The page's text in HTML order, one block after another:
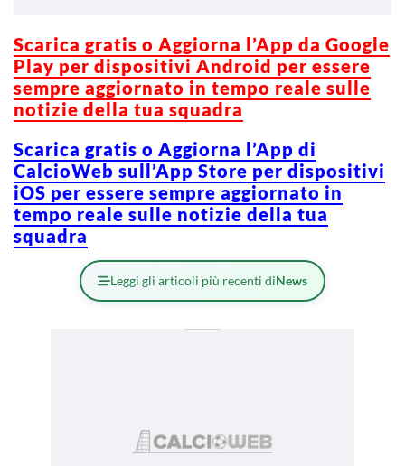
Scarica gratis o Aggiorna l’App da Google
Play per dispositivi Android per essere
sempre aggiornato in tempo reale sulle
notizie della tua squadra
Scarica gratis o Aggiorna l’App di
CalcioWeb sull’App Store per dispositivi
iOS per essere sempre aggiornato in
tempo reale sulle notizie della tua
squadra
Leggi gli articoli più recenti diNews